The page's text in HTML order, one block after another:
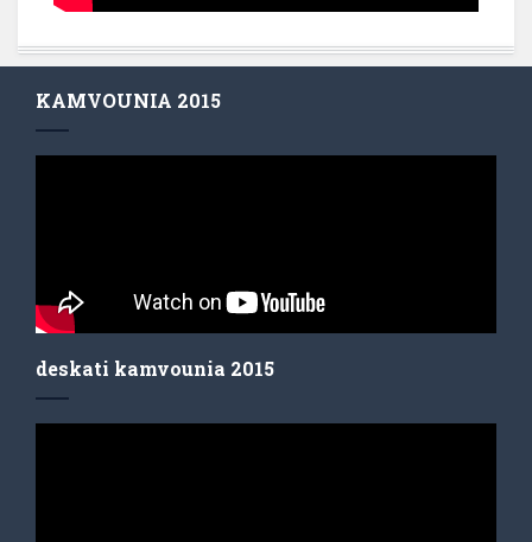
KAMVOUNIA 2015
deskati kamvounia 2015